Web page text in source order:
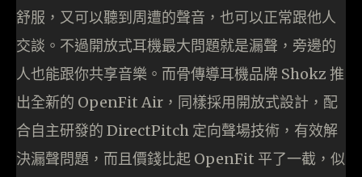
舒服，又可以聽到周遭的聲音，也可以正常跟他人
交談。不過開放式耳機最大問題就是漏聲，旁邊的
人也能跟你共享音樂。而骨傳導耳機品牌 Shokz 推
出全新的 OpenFit Air，同樣採用開放式設計，配
合自主研發的 DirectPitch 定向聲場技術，有效解
決漏聲問題，而且價錢比起 OpenFit 平了一截，似